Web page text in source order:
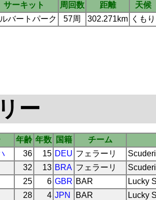
サーキット 周回数 距離
天候
バートパーク 57周 302.271km くもり
ー
年齢 年数 国籍
チーム
36 15 DEU フェラーリ
32 13 BRA フェラーリ
25 6 GBR BAR
Lucky
28 4 JPN BAR
Lucky